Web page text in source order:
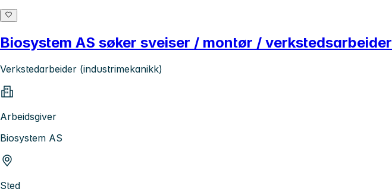
Biosystem AS søker sveiser / montør / verkstedsarbeider
Verkstedarbeider (industrimekanikk)
Arbeidsgiver
Biosystem AS
Sted